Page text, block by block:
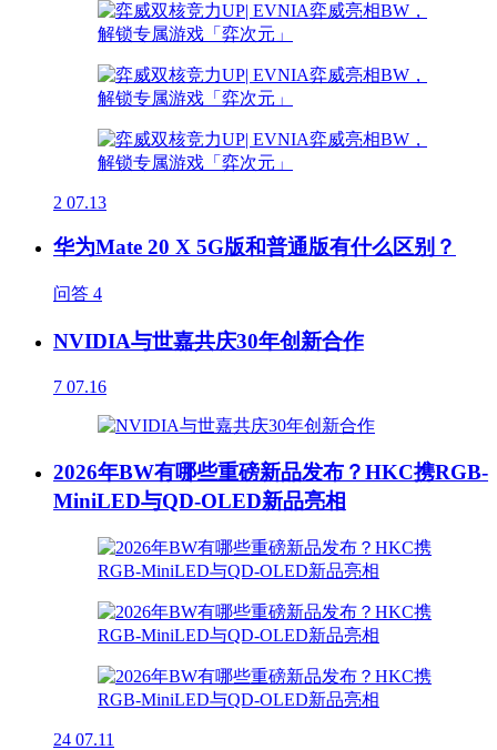
2 07.13
华为Mate 20 X 5G版和普通版有什么区别？
问答 4
NVIDIA与世嘉共庆30年创新合作
7 07.16
2026年BW有哪些重磅新品发布？HKC携RGB-
MiniLED与QD-OLED新品亮相
24 07.11